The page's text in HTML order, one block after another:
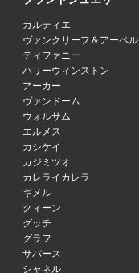
カルティエ
ヴァンクリーフ＆アーペル
ティファニー
ハリーウィンストン
アーカー
ヴァンドーム
ウォルサム
エルメス
カシケイ
カジミツオ
カレライカレラ
ギメル
クィーン
グッチ
グラフ
サバース
シャネル